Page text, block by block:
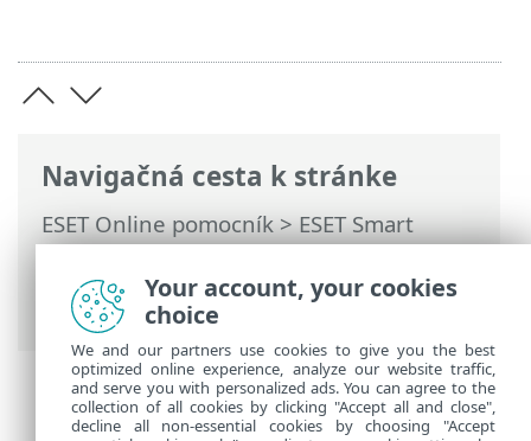
Navigačná cesta k stránke
ESET Online pomocník>ESET Smart
Security Premium>Rozšírené nastavenia
Ochrana>Správa zariadení> Kontrola
mikrofónu
Your account, your cookies
choice
We and our partners use cookies to give you the best
optimized online experience, analyze our website traffic,
and serve you with personalized ads. You can agree to the
collection of all cookies by clicking "Accept all and close",
decline all non-essential cookies by choosing "Accept